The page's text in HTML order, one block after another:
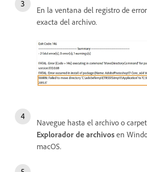
En la ventana del registro de
exacta del archivo.
Navegue hasta el archivo o
Explorador de archivos en
macOS.